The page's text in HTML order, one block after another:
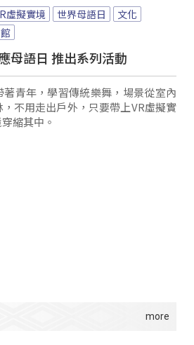
虛擬實境 世界母語日
文化
母語日 推出系列活動
青年，學習傳統樂舞，場景從室內
不用走出戶外，只要帶上VR虛擬實
縮其中。